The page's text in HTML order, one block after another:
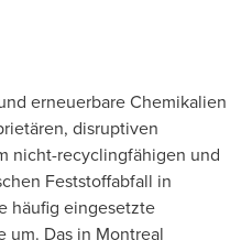
erneuerbare Chemikalien
disruptiven
nicht-recyclingfähigen und
Feststoffabfall in
häufig eingesetzte
um. Das in Montreal